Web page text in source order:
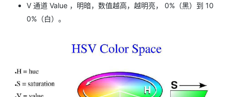
V 通道 Value ，明暗，数值越高，越明亮， 0%（黑）到 10
0%（白）。